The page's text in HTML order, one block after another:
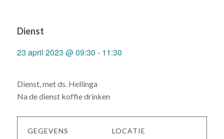
Dienst
23 april 2023 @ 09:30 - 11:30
Dienst, met ds. Hellinga
Na de dienst koffie drinken
GEGEVENS LOCATIE